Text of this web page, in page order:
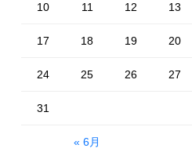
« 6月
10 11 12 13
17 18 19 20
24 25 26 27
31